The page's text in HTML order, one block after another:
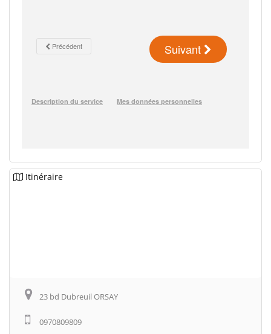
Itinéraire
23 bd Dubreuil ORSAY
0970809809